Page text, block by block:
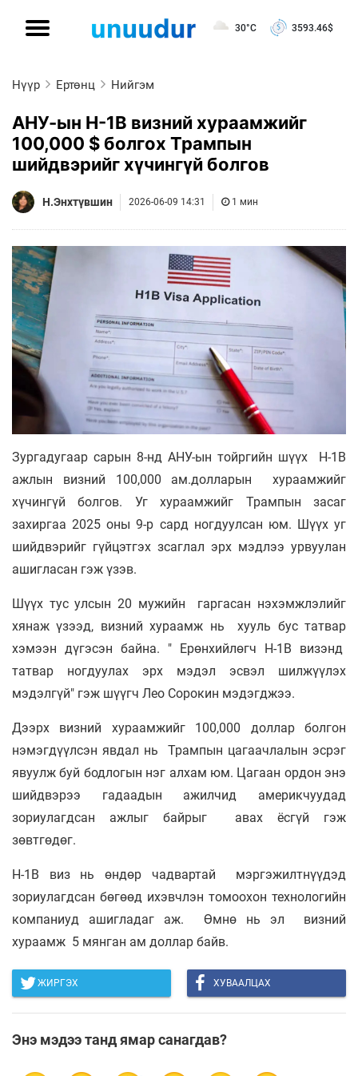
30°C 3593.46$
Нүүр Ертөнц Нийгэм
АНУ-ын H-1B визний хураамжийг
100,000 $ болгох Трампын
шийдвэрийг хүчингүй болгов
Н.Энхтүвшин 2026-06-09 14:31 1 мин
Зургадугаар сарын 8-нд АНУ-ын тойргийн шүүх H-1B
ажлын визний 100,000 ам.долларын хураамжийг
хүчингүй болгов. Уг хураамжийг Трампын засаг
захиргаа 2025 оны 9-р сард ногдуулсан юм. Шүүх уг
шийдвэрийг гүйцэтгэх зсаглал эрх мэдлээ урвуулан
ашигласан гэж үзэв.
Шүүх тус улсын 20 мужийн гаргасан нэхэмжлэлийг
хянаж үзээд, визний хураамж нь хууль бус татвар
хэмээн дүгэсэн байна. " Ерөнхийлөгч H-1B визэнд
татвар ногдуулах эрх мэдэл эсвэл шилжүүлэх
мэдэлгүй" гэж шүүгч Лео Сорокин мэдэгджээ.
Дээрх визний хураамжийг 100,000 доллар болгон
нэмэгдүүлсэн явдал нь Трампын цагаачлалын эсрэг
явуулж буй бодлогын нэг алхам юм. Цагаан ордон энэ
шийдвэрээ гадаадын ажилчид америкчуудад
зориулагдсан ажлыг байрыг авах ёсгүй гэж
зөвтгөдөг.
H-1B виз нь өндөр чадвартай мэргэжилтнүүдэд
зориулагдсан бөгөөд ихэвчлэн томоохон технологийн
компаниуд ашигладаг аж. Өмнө нь эл
визний
хураамж 5 мянган ам доллар байв.
ЖИРГЭХ ХУВААЛЦАХ
Энэ мэдээ танд ямар санагдав?